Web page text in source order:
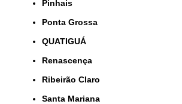
Pinhais
Ponta Grossa
QUATIGUÁ
Renascença
Ribeirão Claro
Santa Mariana